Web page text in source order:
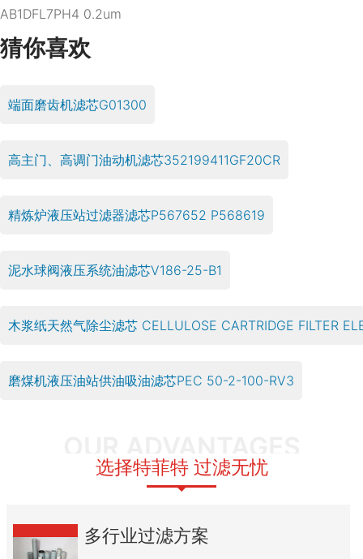
AB1DFL7PH4 0.2um
猜你喜欢
端面磨齿机滤芯G01300
高主门、高调门油动机滤芯352199411GF20CR
精炼炉液压站过滤器滤芯P567652 P568619
泥水球阀液压系统油滤芯V186-25-B1
木浆纸天然气除尘滤芯 CELLULOSE CARTRIDGE FILTER
磨煤机液压油站供油吸油滤芯PEC 50-2-100-RV3
选择特菲特 过滤无忧
多行业过滤方案